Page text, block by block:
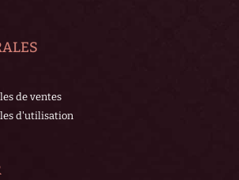
de ventes
d'utilisation